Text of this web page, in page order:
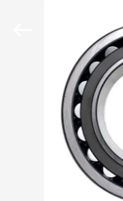
HOGAR
PRODUCTOS
NOSOTROS